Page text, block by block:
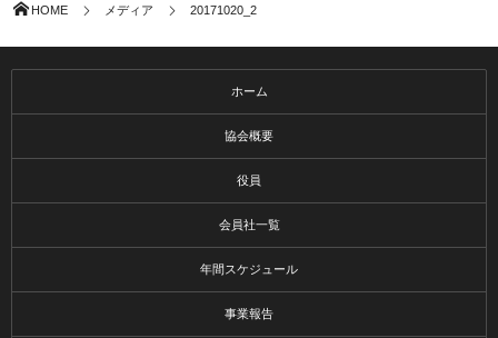
HOME メディア 20171020_2
ホーム
協会概要
役員
会員社一覧
年間スケジュール
事業報告